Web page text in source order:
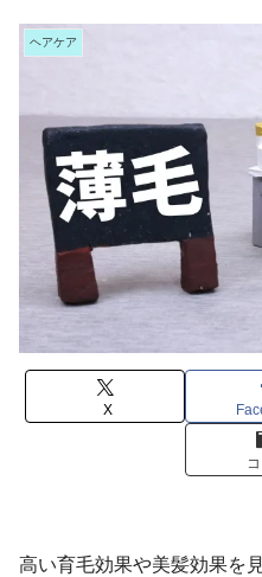
ヘアケア
X
高い育毛効果や美髪効果を